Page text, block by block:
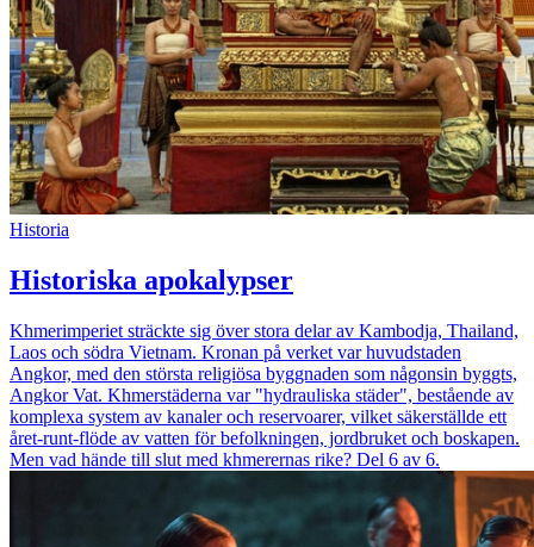
Historia
Historiska apokalypser
Khmerimperiet sträckte sig över stora delar av Kambodja, Thailand,
Laos och södra Vietnam. Kronan på verket var huvudstaden
Angkor, med den största religiösa byggnaden som någonsin byggts,
Angkor Vat. Khmerstäderna var "hydrauliska städer", bestående av
komplexa system av kanaler och reservoarer, vilket säkerställde ett
året-runt-flöde av vatten för befolkningen, jordbruket och boskapen.
Men vad hände till slut med khmerernas rike? Del 6 av 6.